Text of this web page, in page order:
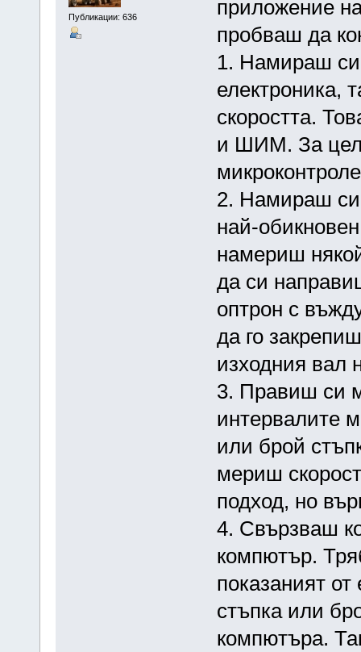
Публикации: 636
приложение
пробваш да
1. Намираш
електроника,
скоростта.
и ШИМ. За
2. Намираш си
най-
намериш
да си
оптрон с
да го
изходния вал
3. Правиш си
интервалите
или брой
мериш
подход, но
4. Свързваш
компютър.
показаният
стъпка или
компютъра.